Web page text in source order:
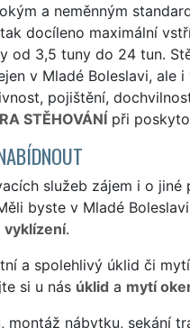
a neměnným
docíleno maximální
od 3,5 tuny do 24 tun.
v Mladé Boleslavi, ale
pojištění,
STĚHOVÁNÍpři
služeb zájem i o jiné
byste v Mladé
vyklízení.
a spolehlivý úklid či
si u nás úklid a mytí
nábytku, sekání